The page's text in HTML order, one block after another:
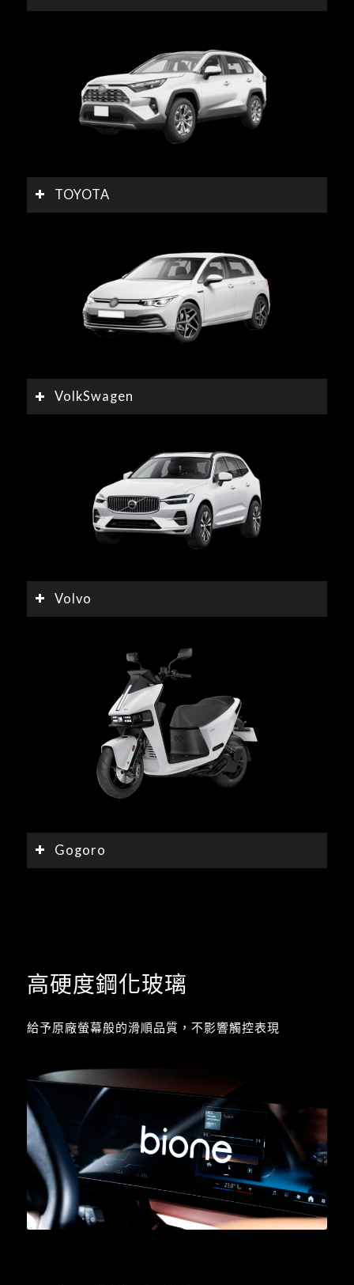
TOYOTA
VolkSwagen
Volvo
Gogoro
高硬度鋼化玻璃
給予原廠螢幕般的滑順品質，不影響觸控表現